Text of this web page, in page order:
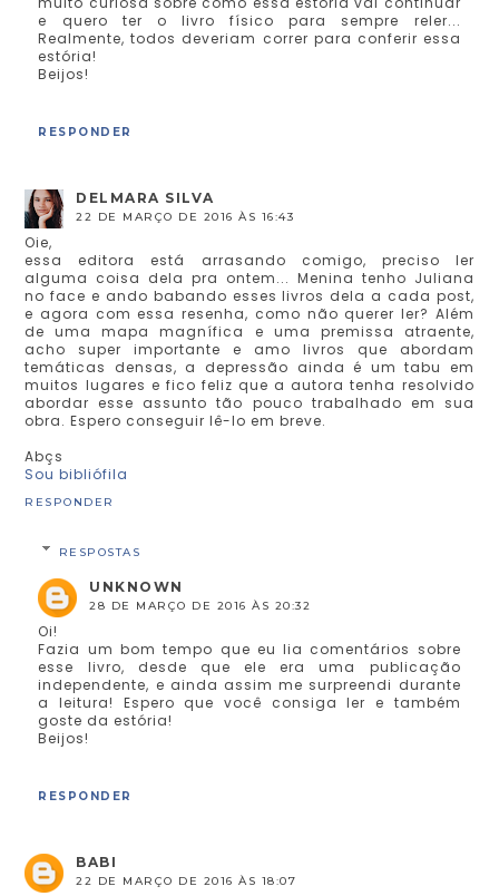
e quero ter o livro físico para sempre reler...
Realmente, todos deveriam correr para conferir essa
estória!
Beijos!
RESPONDER
DELMARA SILVA
22 DE MARÇO DE 2016 ÀS 16:43
Oie,
essa editora está arrasando comigo, preciso ler
alguma coisa dela pra ontem... Menina tenho Juliana
no face e ando babando esses livros dela a cada post,
e agora com essa resenha, como não querer ler? Além
de uma mapa magnífica e uma premissa atraente,
acho super importante e amo livros que abordam
temáticas densas, a depressão ainda é um tabu em
muitos lugares e fico feliz que a autora tenha resolvido
abordar esse assunto tão pouco trabalhado em sua
obra. Espero conseguir lê-lo em breve.
Abçs
Sou bibliófila
RESPONDER
RESPOSTAS
UNKNOWN
28 DE MARÇO DE 2016 ÀS 20:32
Oi!
Fazia um bom tempo que eu lia comentários sobre
esse livro, desde que ele era uma publicação
independente, e ainda assim me surpreendi durante
a leitura! Espero que você consiga ler e também
goste da estória!
Beijos!
RESPONDER
BABI
22 DE MARÇO DE 2016 ÀS 18:07